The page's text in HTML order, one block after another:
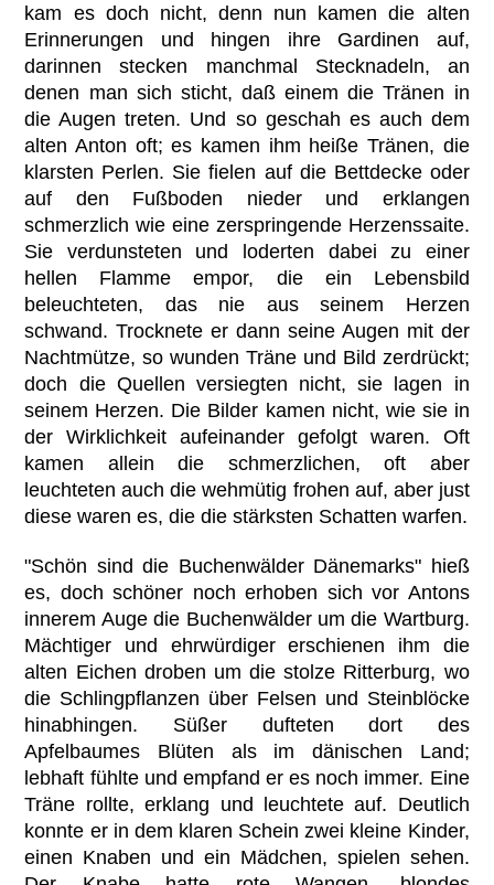
kam es doch nicht, denn nun kamen die alten
Erinnerungen und hingen ihre Gardinen auf,
darinnen stecken manchmal Stecknadeln, an
denen man sich sticht, daß einem die Tränen in
die Augen treten. Und so geschah es auch dem
alten Anton oft; es kamen ihm heiße Tränen, die
klarsten Perlen. Sie fielen auf die Bettdecke oder
auf den Fußboden nieder und erklangen
schmerzlich wie eine zerspringende Herzenssaite.
Sie verdunsteten und loderten dabei zu einer
hellen Flamme empor, die ein Lebensbild
beleuchteten, das nie aus seinem Herzen
schwand. Trocknete er dann seine Augen mit der
Nachtmütze, so wunden Träne und Bild zerdrückt;
doch die Quellen versiegten nicht, sie lagen in
seinem Herzen. Die Bilder kamen nicht, wie sie in
der Wirklichkeit aufeinander gefolgt waren. Oft
kamen allein die schmerzlichen, oft aber
leuchteten auch die wehmütig frohen auf, aber just
diese waren es, die die stärksten Schatten warfen.
"Schön sind die Buchenwälder Dänemarks" hieß
es, doch schöner noch erhoben sich vor Antons
innerem Auge die Buchenwälder um die Wartburg.
Mächtiger und ehrwürdiger erschienen ihm die
alten Eichen droben um die stolze Ritterburg, wo
die Schlingpflanzen über Felsen und Steinblöcke
hinabhingen. Süßer dufteten dort des
Apfelbaumes Blüten als im dänischen Land;
lebhaft fühlte und empfand er es noch immer. Eine
Träne rollte, erklang und leuchtete auf. Deutlich
konnte er in dem klaren Schein zwei kleine Kinder,
einen Knaben und ein Mädchen, spielen sehen.